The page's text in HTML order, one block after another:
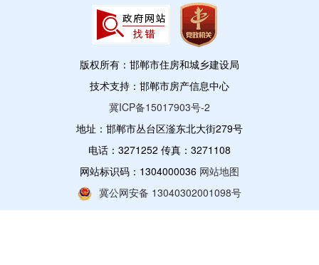
版权所有：邯郸市住房和城乡建设局
技术支持：邯郸市房产信息中心
冀ICP备15017903号-2
地址：邯郸市丛台区滏东北大街279号
电话：3271252 传真：3271108
网站标识码：1304000036 网站地图
冀公网安备 13040302001098号